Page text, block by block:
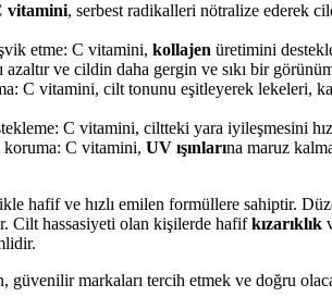
vitamini, serbest radikalleri nötralize ederek
etme: C vitamini, kollajen üretimini
azaltır ve cildin daha gergin ve sıkı bir
C vitamini, cilt tonunu eşitleyerek lekeleri,
C vitamini, ciltteki yara iyileşmesini
koruma: C vitamini, UV ışınlarına maruz
hafif ve hızlı emilen formüllere sahiptir.
Cilt hassasiyeti olan kişilerde hafifkızarıklık
güvenilir markaları tercih etmek ve doğru